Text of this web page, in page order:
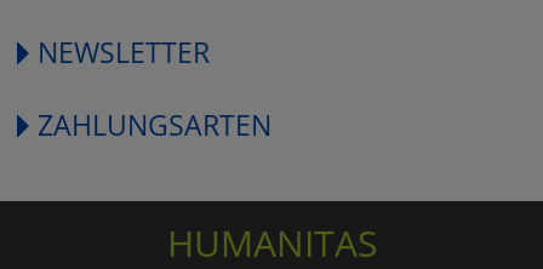
NEWSLETTER
ZAHLUNGSARTEN
HUMANITAS